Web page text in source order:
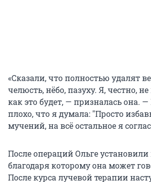
«Сказали, что полностью удалят
челюсть, нёбо, пазуху. Я, честно,
как это будет, — призналась она.
плохо, что я думала: "Просто
мучений, на всё остальное я
После операций Ольге установили
благодаря которому она может
После курса лучевой терапии